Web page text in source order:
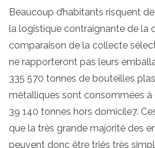
Beaucoup d’habitants risquent
la logistique contraignante de la
comparaison de la collecte
ne rapporteront pas leurs
335 570 tonnes de bouteilles
métalliques sont consommées
39 140 tonnes hors domicile7.
que la très grande majorité des
peuvent donc être triés très